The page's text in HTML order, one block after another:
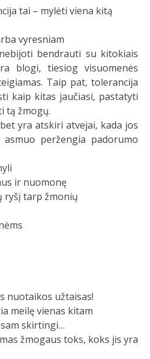
tai – mylėti viena kitą
vyresniam
bendrauti su kitokiais
blogi, tiesiog visuomenės
Taip pat, tolerancija
kaip kitas jaučiasi, pastatyti
tą žmogų.
yra atskiri atvejai, kada jos
peržengia padorumo
ir nuomonę
ryšį tarp žmonių
nuotaikos užtaisas!
meilę vienas kitam
skirtingi…
žmogaus toks, koks jis yra